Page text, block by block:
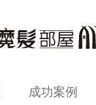
成功案例